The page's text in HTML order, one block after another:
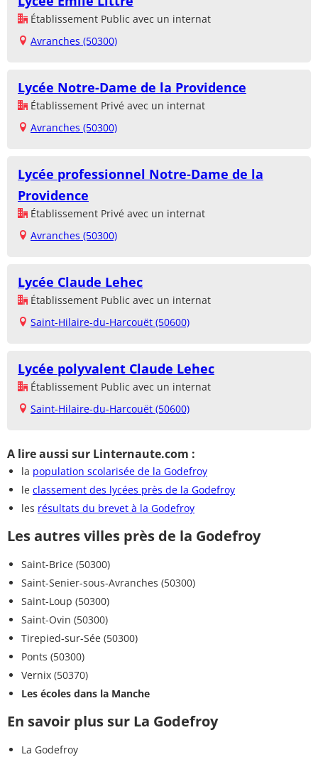
Établissement Public avec un internat
Avranches (50300)
Lycée Notre-Dame de la Providence
Établissement Privé avec un internat
Avranches (50300)
Lycée professionnel Notre-Dame de la
Providence
Établissement Privé avec un internat
Avranches (50300)
Lycée Claude Lehec
Établissement Public avec un internat
Saint-Hilaire-du-Harcouët (50600)
Lycée polyvalent Claude Lehec
Établissement Public avec un internat
Saint-Hilaire-du-Harcouët (50600)
A lire aussi sur Linternaute.com :
la population scolarisée de la Godefroy
le classement des lycées près de la Godefroy
les résultats du brevet à la Godefroy
Les autres villes près de la Godefroy
Saint-Brice (50300)
Saint-Senier-sous-Avranches (50300)
Saint-Loup (50300)
Saint-Ovin (50300)
Tirepied-sur-Sée (50300)
Ponts (50300)
Vernix (50370)
Les écoles dans la Manche
En savoir plus sur La Godefroy
La Godefroy